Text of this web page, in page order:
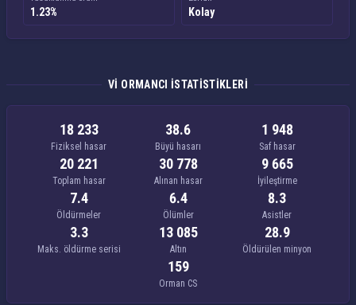
1.23% Kolay
VI ORMANCI ISTATISTIKLERI
18 233
Fiziksel hasar
38.6
Büyü hasarı
1 948
Saf hasar
20 221
Toplam hasar
30 778
Alınan hasar
9 665
İyileştirme
7.4
Öldürmeler
6.4
Ölümler
8.3
Asistler
3.3
Maks. öldürme serisi
13 085
Altın
28.9
Öldürülen minyon
159
Orman CS